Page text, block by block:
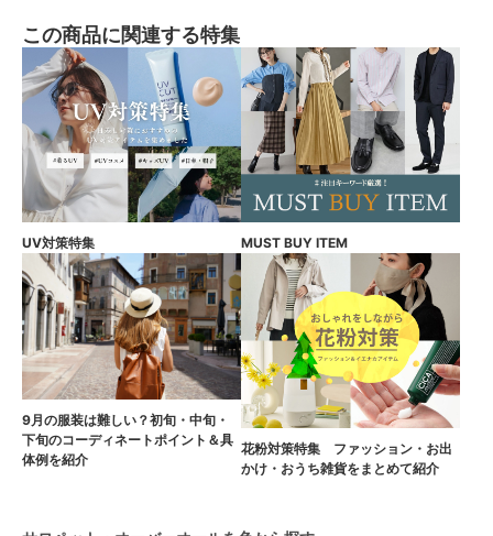
この商品に関連する特集
UV対策特集 MUST BUY ITEM
9月の服装は難しい？初旬・中旬・
下旬のコーディネートポイント＆具
体例を紹介
花粉対策特集 ファッション・お出
かけ・おうち雑貨をまとめて紹介